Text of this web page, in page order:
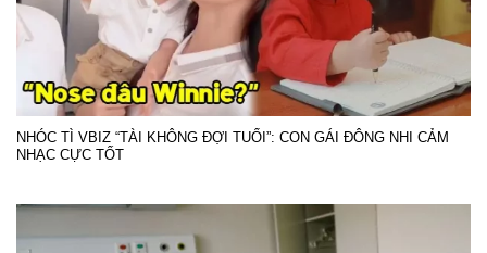
NHÓC TÌ VBIZ “TÀI KHÔNG ĐỢI TUỔI”: CON GÁI ĐÔNG NHI CẢM
NHẠC CỰC TỐT